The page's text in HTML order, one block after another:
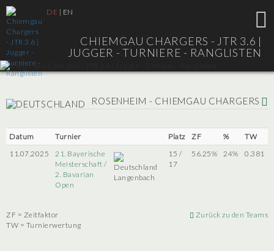
DE | EN
CHIEMGAU CHARGERS - JTR 3.6 |
JUGGER - TURNIERE - RANGLISTEN
ROSENHEIM - CHIEMGAU CHARGERS
Datum Turnier Platz ZF %
TW
11.07.2025
21. Bayerische
Meisterschaft /
2. Bavarian
Open
Langenbach
15 /
17
56.25% 24% 0.381
ZF = Zeitfaktor
TW = Turnierwertung
Zurück zu den Teams